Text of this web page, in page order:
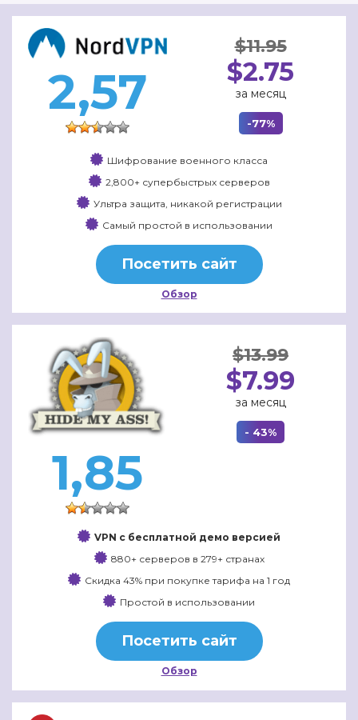
2,57
$11.95
$2.75
за месяц
-77%
Шифрование военного класса
2,800+ супербыстрых серверов
Ультра защита, никакой регистрации
Самый простой в использовании
Посетить сайт
Обзор
1,85
$13.99
$7.99
за месяц
- 43%
VPN с бесплатной демо версией
880+ серверов в 279+ странах
Скидка 43% при покупке тарифа на 1 год
Простой в использовании
Посетить сайт
Обзор